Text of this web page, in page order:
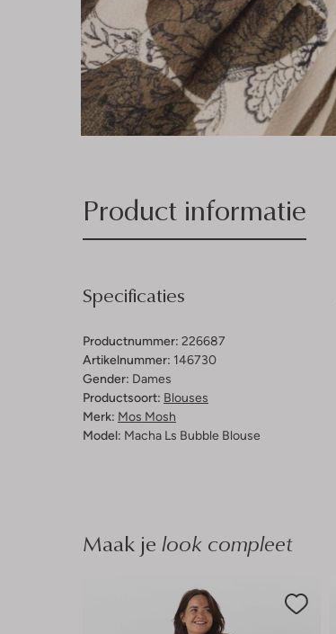
Product informatie
Specificaties
Productnummer: 226687
Artikelnummer: 146730
Gender: Dames
Productsoort: Blouses
Merk: Mos Mosh
Model: Macha Ls Bubble Blouse
Maak je look compleet